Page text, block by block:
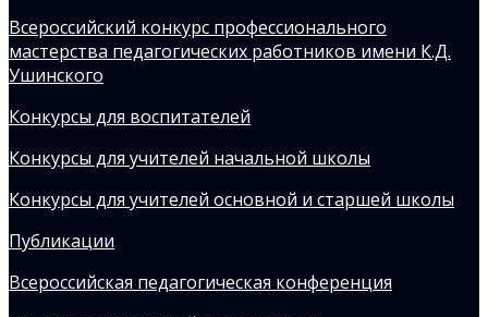
Всероссийский конкурс профессионального
мастерства педагогических работников имени К.Д.
Ушинского
Конкурсы для воспитателей
Конкурсы для учителей начальной школы
Конкурсы для учителей основной и старшей школы
Публикации
Всероссийская педагогическая конференция